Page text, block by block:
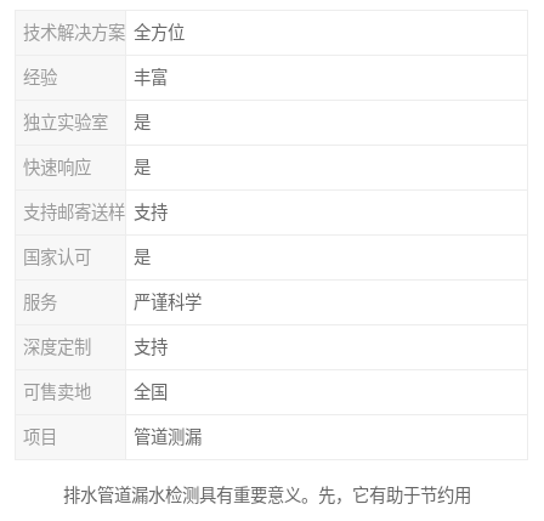
技术解决方案 全方位
经验 丰富
独立实验室 是
快速响应 是
支持邮寄送样 支持
国家认可 是
服务 严谨科学
深度定制 支持
可售卖地 全国
项目 管道测漏
排水管道漏水检测具有重要意义。先，它有助于节约用